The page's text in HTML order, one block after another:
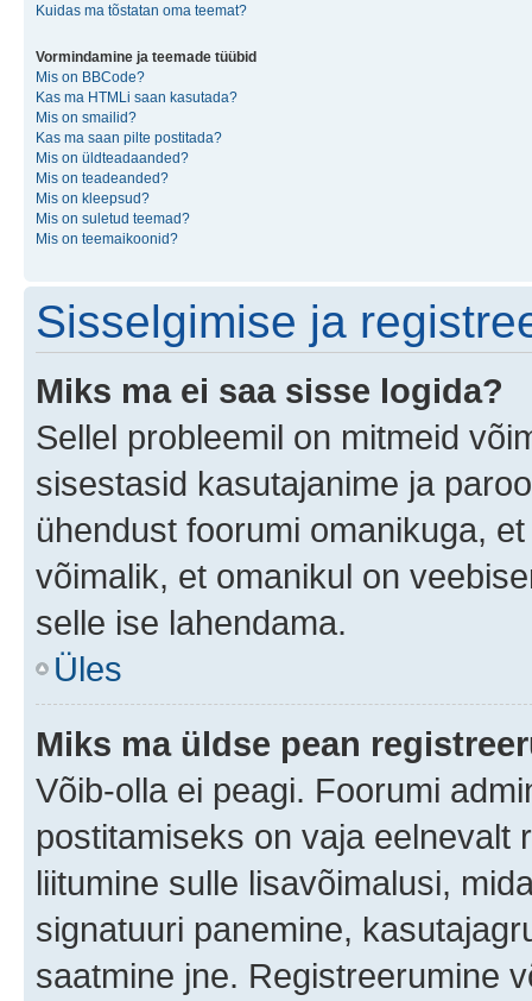
Kuidas ma tõstatan oma teemat?
Vormindamine ja teemade tüübid
Mis on BBCode?
Kas ma HTMLi saan kasutada?
Mis on smailid?
Kas ma saan pilte postitada?
Mis on üldteadaanded?
Mis on teadeanded?
Mis on kleepsud?
Mis on suletud teemad?
Mis on teemaikoonid?
Sisselgimise ja
Miks ma ei saa sisse logida?
Sellel probleemil on mitmeid
sisestasid kasutajanime ja
ühendust foorumi omanikuga,
võimalik, et omanikul on
selle ise lahendama.
Üles
Miks ma üldse pean
Võib-olla ei peagi. Foorumi
postitamiseks on vaja eelnevalt
liitumine sulle lisavõimalusi,
signatuuri panemine,
saatmine jne. Registreerumine